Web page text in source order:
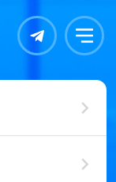
Контакты Меню